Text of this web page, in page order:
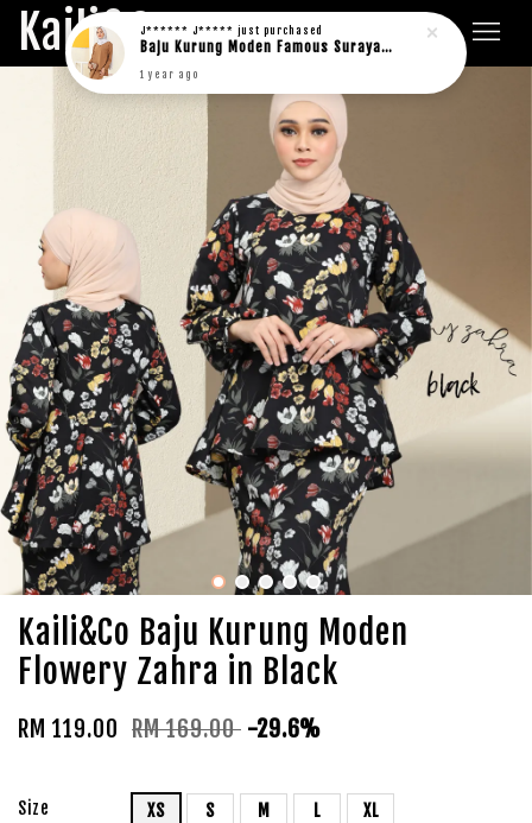
Kaili&Co.
Kaili&Co Baju Kurung Moden
Flowery Zahra in Black
RM 119.00 RM 169.00 -29.6%
Size XS S M L XL
J****** J***** just purchased
Baju Kurung Moden Famous Suraya in rich brown
1 year ago